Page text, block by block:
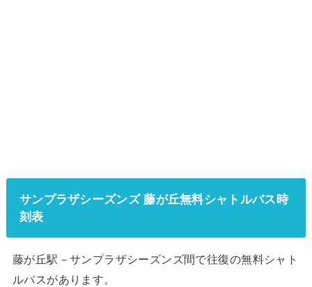
サンプラザシーズンズ 藤が丘無料シャトルバス時
刻表
藤が丘駅－サンプラザシーズンズ間で往復の無料シャト
ルバスがあります。